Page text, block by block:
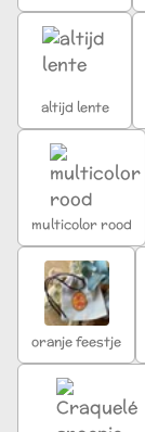
altijd lente
multicolor rood
oranje feestje